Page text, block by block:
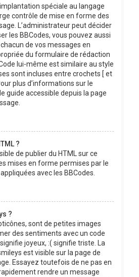
spéciale au langage
contrôle de mise en forme des
L’administrateur peut décider
les BBCodes, vous pouvez aussi
de vos messages en
du formulaire de rédaction
lui-même est similaire au style
sont incluses entre crochets [ et
plus d’informations sur le
guide accessible depuis la page
?
de publier du HTML sur ce
mises en forme permises par le
avec les BBCodes.
?
sont de petites images
des sentiments avec un code
joyeux, :( signifie triste. La
est visible sur la page de
Essayez toutefois de ne pas en
rendre un message